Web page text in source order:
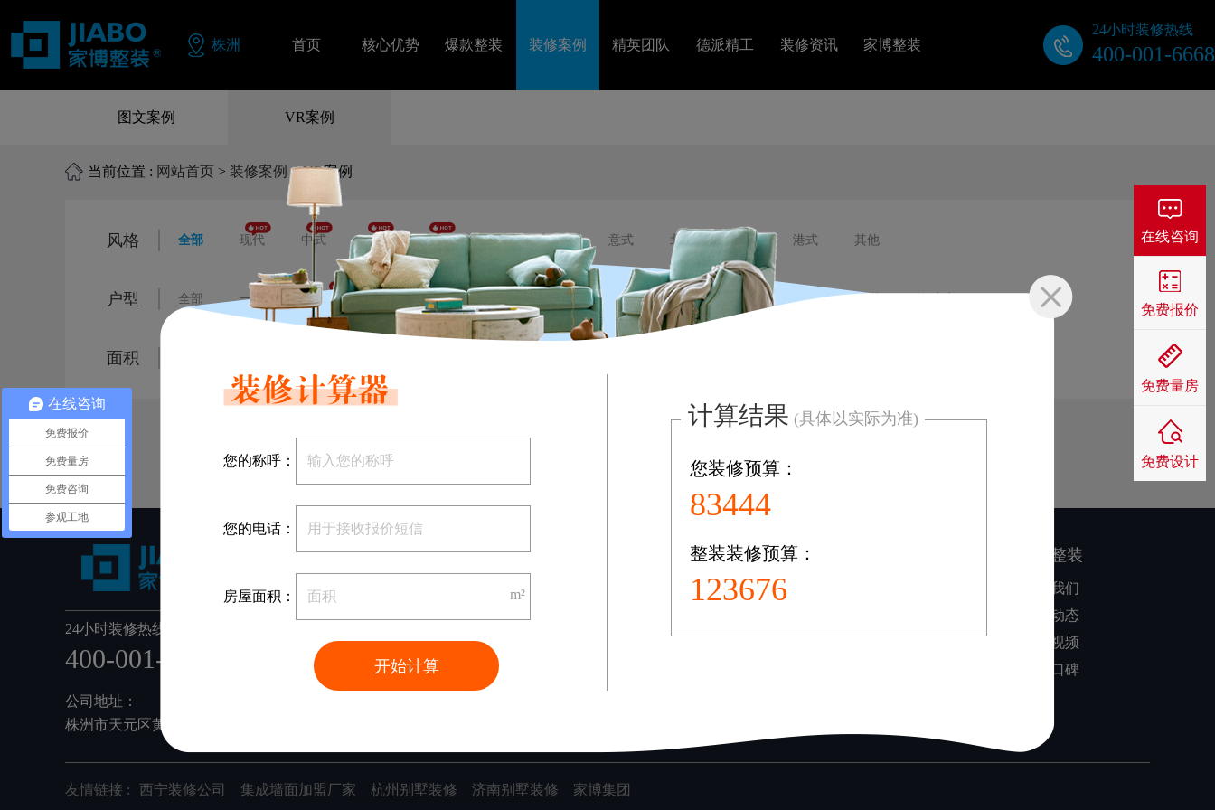
株洲 首页 核心优势 爆款整装 装修案例 精英团队 德派精工 装修资讯 家博整装
业主口碑
24小时装修热线
400-001-6668
图文案例 VR案例
当前位置 : 网站首页 > 装修案例 > VR案例
风格 全部 现代 中式 欧式 美式 法式 混搭 意式 北欧 轻奢 港式 其他
户型 全部 一居室 二居室 三居室 四居室 五居室 错层 复式 别墅 排屋
面积
24小时装修热线：
400-001-6668
公司地址：
株洲市天元区黄河南路78号家博整装(利德工业园内)
家博整装
关于我们
公司动态
装修视频
业主口碑
友情链接 : 西宁装修公司 集成墙面加盟厂家 杭州别墅装修 济南别墅装修 家博集团
您的称呼：
您的电话：
房屋面积： m²
开始计算
计算结果 (具体以实际为准)
您装修预算：
75331
整装装修预算：
86382
在线咨询
免费报价
免费量房
免费设计
在线咨询
免费报价
免费量房
免费咨询
参观工地